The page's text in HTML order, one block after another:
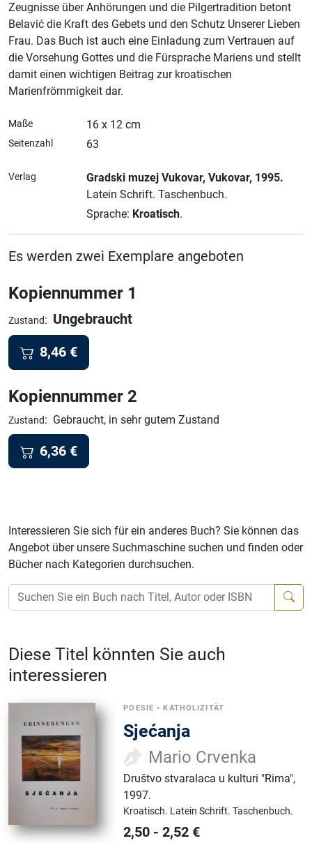
Zeugnisse über Anhörungen und die Pilgertradition betont
Belavić die Kraft des Gebets und den Schutz Unserer Lieben
Frau. Das Buch ist auch eine Einladung zum Vertrauen auf
die Vorsehung Gottes und die Fürsprache Mariens und stellt
damit einen wichtigen Beitrag zur kroatischen
Marienfrömmigkeit dar.
Maße 16 x 12 cm
Seitenzahl 63
Verlag Gradski muzej Vukovar, Vukovar, 1995.
Latein Schrift. Taschenbuch.
Sprache: Kroatisch.
Es werden zwei Exemplare angeboten
Kopiennummer 1
Zustand: Ungebraucht
8,46 €
Kopiennummer 2
Zustand: Gebraucht, in sehr gutem Zustand
6,36 €
Interessieren Sie sich für ein anderes Buch? Sie können das
Angebot über unsere Suchmaschine suchen und finden oder
Bücher nach Kategorien durchsuchen.
Diese Titel könnten Sie auch
interessieren
POESIE • KATHOLIZITÄT
Sjećanja
Mario Crvenka
Društvo stvaralaca u kulturi "Rima",
1997.
Kroatisch. Latein Schrift.Taschenbuch.
2,50 -2,52 €